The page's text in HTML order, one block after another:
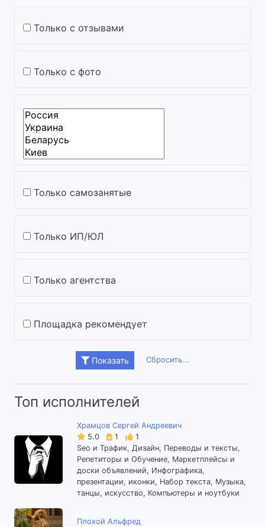
Только с отзывами
Только с фото
Только самозанятые
Только ИП/ЮЛ
Только агентства
Площадка рекомендует
Показать Сбросить...
Топ исполнителей
Храмцов Сергей Андреевич
5.0
1
1
Seo и Трафик, Дизайн, Переводы и тексты,
Репетиторы и Обучение, Маркетплейсы и
доски объявлений, Инфографика,
презентации, иконки, Набор текста, Музыка,
танцы, искусство, Компьютеры и ноутбуки
Плохой Альфред